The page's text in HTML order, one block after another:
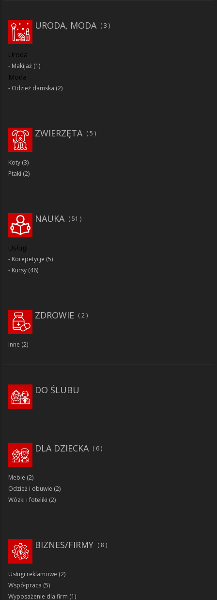
URODA, MODA 3
Uroda
Makijaż (1)
Moda
Odzież damska (2)
ZWIERZĘTA 5
Koty (3)
Ptaki (2)
51
NAUKA
Usługi
Korepetycje (5)
Kursy (46)
ZDROWIE 2
Inne (2)
DO ŚLUBU
6
DLA DZIECKA
Meble (2)
Odzież i obuwie (2)
Wózki i foteliki (2)
8
BIZNES/FIRMY
Usługi reklamowe (2)
Współpraca (5)
Wyposażenie dla firm (1)